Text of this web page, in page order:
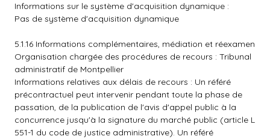
Informations sur le système d'acquisition dynamique :
Pas de système d'acquisition dynamique
5.1.16 Informations complémentaires, médiation et réexamen
Organisation chargée des procédures de recours : Tribunal
administratif de Montpellier
Informations relatives aux délais de recours : Un référé
précontractuel peut intervenir pendant toute la phase de
passation, de la publication de l'avis d'appel public à la
concurrence jusqu'à la signature du marché public (article L
551-1 du code de justice administrative). Un référé